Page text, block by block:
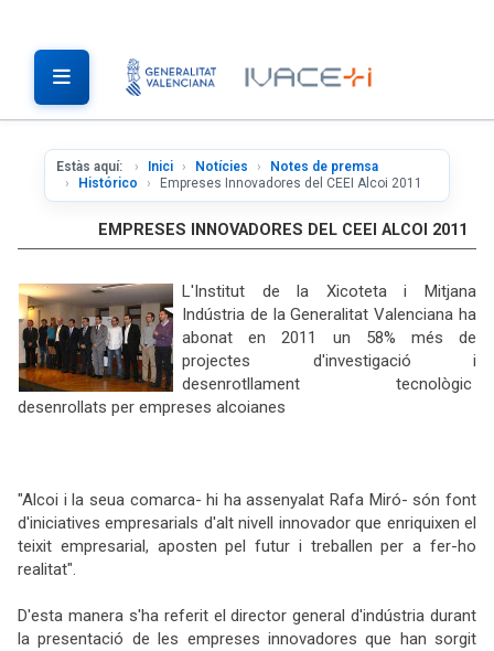
Estàs aquí: Inici Notícies
Notes de premsa
Histórico
Empreses Innovadores del CEEI Alcoi 2011
EMPRESES INNOVADORES DEL CEEI ALCOI 2011
L'Institut de la Xicoteta i Mitjana
Indústria de la Generalitat Valenciana ha
abonat en 2011 un 58% més de
projectes d'investigació i
desenrotllament tecnològic
desenrollats per empreses alcoianes
"Alcoi i la seua comarca- hi ha assenyalat Rafa Miró- són font
d'iniciatives empresarials d'alt nivell innovador que enriquixen el
teixit empresarial, aposten pel futur i treballen per a fer-ho
realitat".
D'esta manera s'ha referit el director general d'indústria durant
la presentació de les empreses innovadores que han sorgit